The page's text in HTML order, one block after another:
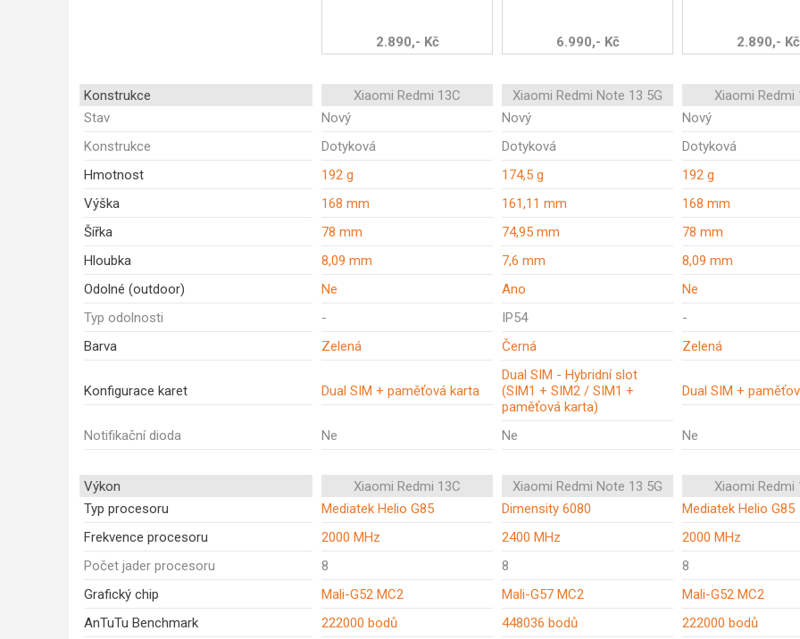
2.890,- Kč 6.990,- Kč 2.890,- Kč
Konstrukce Xiaomi Redmi 13C Xiaomi Redmi Note 13 5G
Xiaomi Redmi
Stav
Nový Nový
Nový
Konstrukce
Dotyková Dotyková
Dotyková
Hmotnost
192 g 174,5 g
192 g
Výška
168 mm 161,11 mm
168 mm
Šířka
78 mm 74,95 mm
78 mm
Hloubka
8,09 mm 7,6 mm
8,09 mm
Odolné (outdoor)
Ne Ano
Ne
Typ odolnosti
- IP54
-
Barva
Zelená Černá Zelená
Konfigurace karet Dual SIM + paměťová karta
Dual SIM - Hybridní slot
(SIM1 + SIM2 / SIM1 +
paměťová karta)
Dual SIM +
Notifikační dioda Ne Ne Ne
Výkon Xiaomi Redmi 13C Xiaomi Redmi Note 13 5G
Xiaomi Redmi
Typ procesoru
Mediatek Helio G85 Dimensity 6080
Mediatek Helio G85
Frekvence procesoru
2000 MHz 2400 MHz
2000 MHz
Počet jader procesoru
8 8
8
Grafický chip
Mali-G52 MC2 Mali-G57 MC2
Mali-G52 MC2
AnTuTu Benchmark
222000 bodů 448036 bodů
222000 bodů